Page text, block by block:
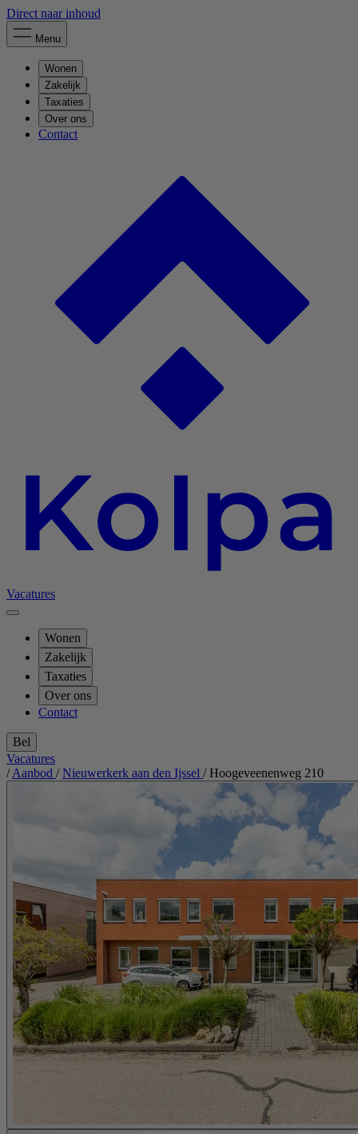
Direct naar inhoud
Menu
Wonen
Zakelijk
Taxaties
Over ons
Contact
Vacatures
Wonen
Zakelijk
Taxaties
Over ons
Contact
Bel
Vacatures
/ Aanbod / Nieuwerkerk aan den Ijssel / Hoogeveenenweg 210